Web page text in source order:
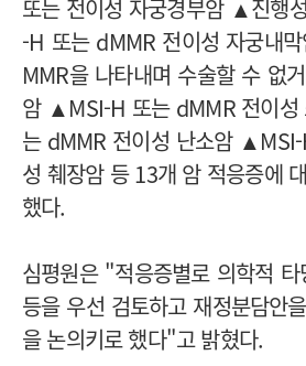
또는 전이성 자궁경부암 ▲진행
-H 또는 dMMR 전이성 자궁내
MMR을 나타내며 수술할 수 없
암 ▲MSI-H 또는 dMMR 전이
는 dMMR 전이성 난소암
성 췌장암 등 13개 암 적응증에
했다.
심평원은 "적응증별로 의학적
등을 우선 검토하고 재정분담안
을 논의키로 했다"고 밝혔다.